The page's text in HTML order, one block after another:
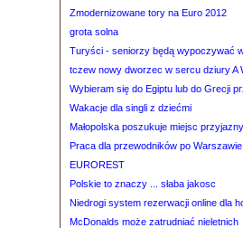
Zmodernizowane tory na Euro 2012
grota solna
Turyści - seniorzy będą wypoczywać
tczew nowy dworzec w sercu dziury A
Wybieram się do Egiptu lub do Grecji
Wakacje dla singli z dziećmi
Małopolska poszukuje miejsc
Praca dla przewodników po Warszawie
EUROREST
Polskie to znaczy ... słaba jakosc
Niedrogi system rezerwacji online dla
McDonalds może zatrudniać nieletnich